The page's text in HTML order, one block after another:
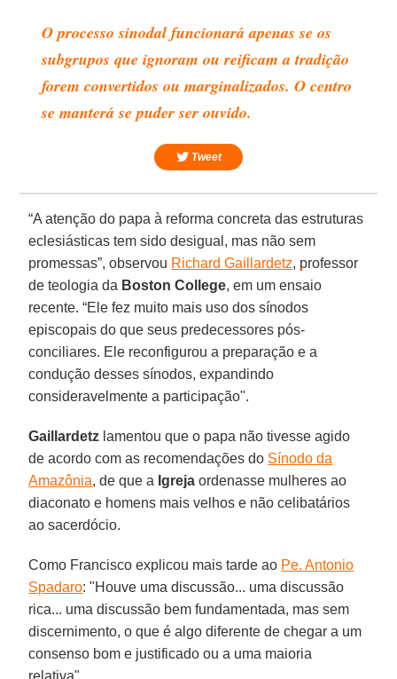
O processo sinodal funcionará apenas se os
subgrupos que ignoram ou reificam a tradição
forem convertidos ou marginalizados. O centro
se manterá se puder ser ouvido.
Tweet
“A atenção do papa à reforma concreta das estruturas
eclesiásticas tem sido desigual, mas não sem
promessas”, observou Richard Gaillardetz, professor
de teologia da Boston College, em um ensaio
recente. “Ele fez muito mais uso dos sínodos
episcopais do que seus predecessores pós-
conciliares. Ele reconfigurou a preparação e a
condução desses sínodos, expandindo
consideravelmente a participação".
Gaillardetz lamentou que o papa não tivesse agido
de acordo com as recomendações do Sínodo da
Amazônia, de que a Igreja ordenasse mulheres ao
diaconato e homens mais velhos e não celibatários
ao sacerdócio.
Como Francisco explicou mais tarde ao Pe. Antonio
Spadaro: "Houve uma discussão... uma discussão
rica... uma discussão bem fundamentada, mas sem
discernimento, o que é algo diferente de chegar a um
consenso bom e justificado ou a uma maioria
relativa".